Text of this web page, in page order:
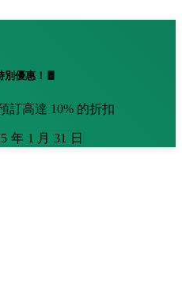
別優惠！🧧
訂高達 10% 的折扣
年 1 月 31 日